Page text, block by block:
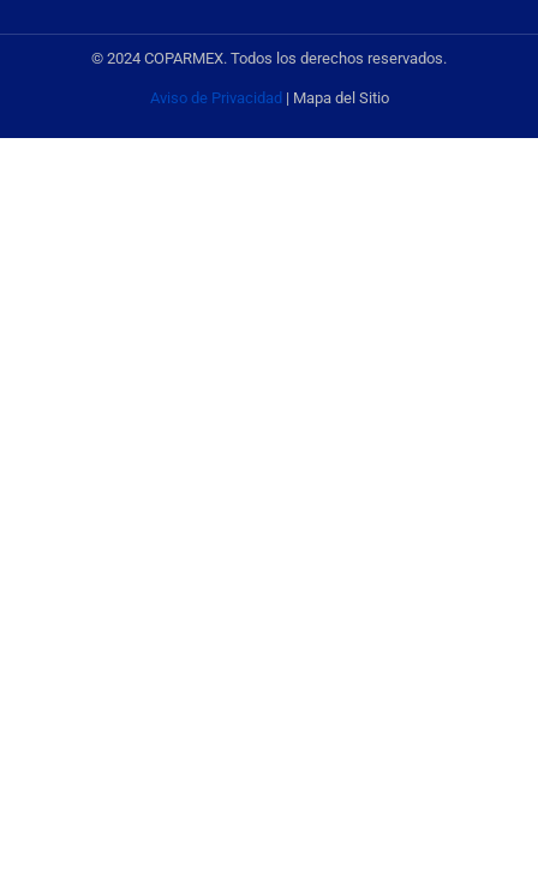
© 2024 COPARMEX. Todos los derechos reservados.
Aviso de Privacidad| Mapa del Sitio